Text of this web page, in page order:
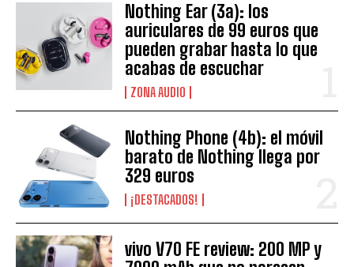
Nothing Ear (3a): los
auriculares de 99 euros que
pueden grabar hasta lo que
acabas de escuchar
ZONA AUDIO
Nothing Phone (4b): el móvil
barato de Nothing llega por
329 euros
¡DESTACADOS!
vivo V70 FE review: 200 MP y